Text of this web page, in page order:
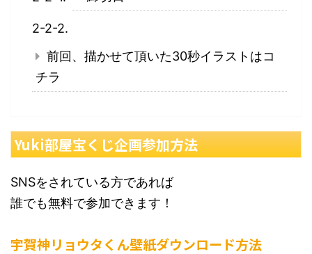
前回、描かせて頂いた30秒イラストはコ
チラ
Yuki部屋宝くじ企画参加方法
SNSをされている方であれば
誰でも無料で参加できます！
宇賀神リョウタくん壁紙ダウンロード方法